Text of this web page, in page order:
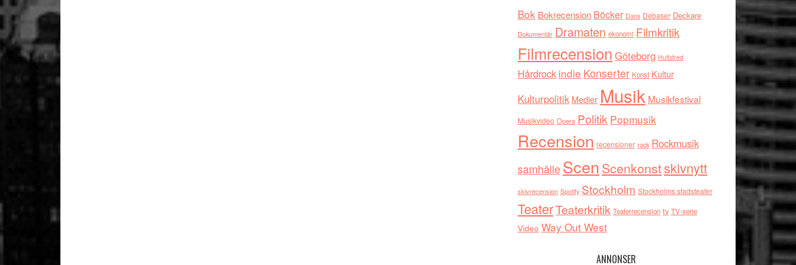
Bok Bokrecension Böcker Dans Debaser Deckare
Dokumentär Dramaten ekonomi Filmkritik
Filmrecension Göteborg Hultsfred
Hårdrock indie Konserter Konst Kultur
Kulturpolitik Medier Musik Musikfestival
Musikvideo Opera Politik Popmusik
Recension recensioner rock Rockmusik
samhälleScen Scenkonstskivnytt
skivrecension Spotify Stockholm Stockholms stadsteater
TeaterTeaterkritik Teaterrecension tv TV-serie
Video Way Out West
ANNONSER